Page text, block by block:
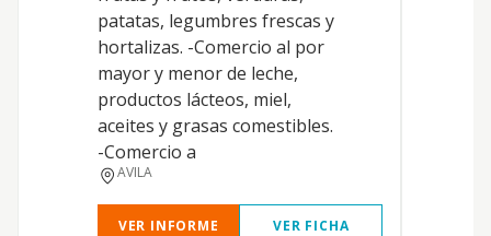
patatas, legumbres frescas y
hortalizas. -Comercio al por
mayor y menor de leche,
productos lácteos, miel,
aceites y grasas comestibles.
-Comercio a
AVILA
VER INFORME VER FICHA